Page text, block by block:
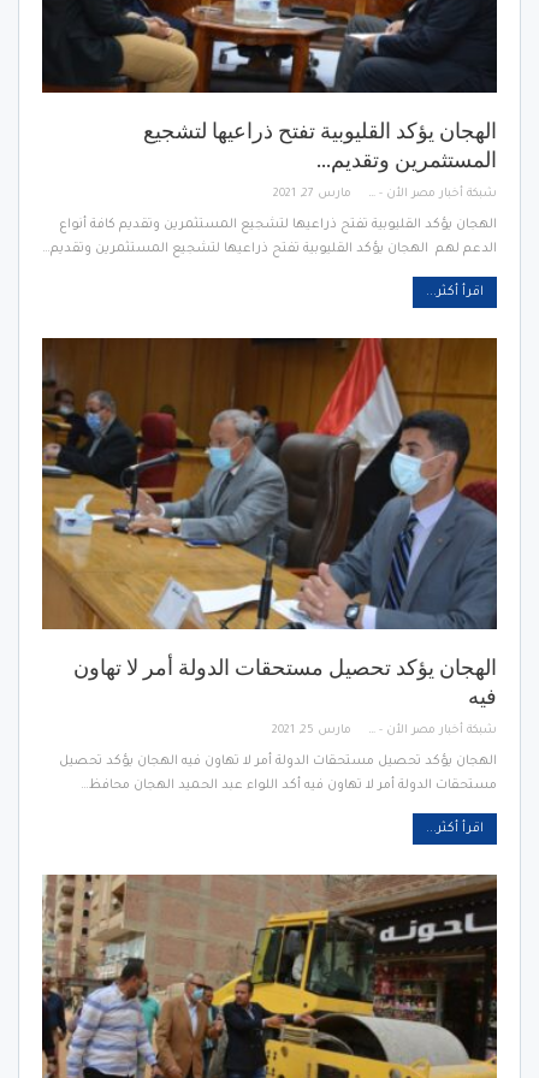
الهجان يؤكد القليوبية تفتح ذراعيها لتشجيع
المستثمرين وتقديم…
شبكة أخبار مصر الأن - Egypt News Network Now مارس 27, 2021
الهجان يؤكد القليوبية تفتح ذراعيها لتشجيع المستثمرين وتقديم كافة أنواع
الدعم لهم الهجان يؤكد القليوبية تفتح ذراعيها لتشجيع المستثمرين وتقديم…
اقرأ أكثر...
الهجان يؤكد تحصيل مستحقات الدولة أمر لا تهاون
فيه
شبكة أخبار مصر الأن - Egypt News Network Now مارس 25, 2021
الهجان يؤكد تحصيل مستحقات الدولة أمر لا تهاون فيه الهجان يؤكد تحصيل
مستحقات الدولة أمر لا تهاون فيه أكد اللواء عبد الحميد الهجان محافظ…
اقرأ أكثر...